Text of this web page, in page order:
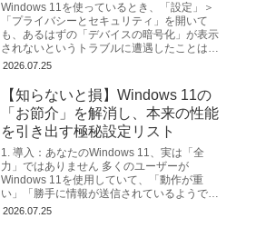
Windows 11を使っているとき、「設定」＞
「プライバシーとセキュリティ」を開いて
も、あるはずの「デバイスの暗号化」が表示
されないというトラブルに遭遇したことはあ
りませんか？ 「暗号化を解除（OFF）した
2026.07.25
【知らないと損】Windows 11の
「お節介」を解消し、本来の性能
を引き出す極秘設定リスト
1. 導入：あなたのWindows 11、実は「全
力」ではありません 多くのユーザーが
Windows 11を使用していて、「動作が重
い」「勝手に情報が送信されているようで不
安だ」と感じるのは、決して気のせいではあ
2026.07.25